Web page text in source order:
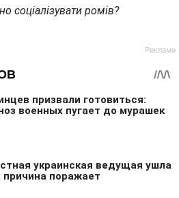
соціалізувати ромів?